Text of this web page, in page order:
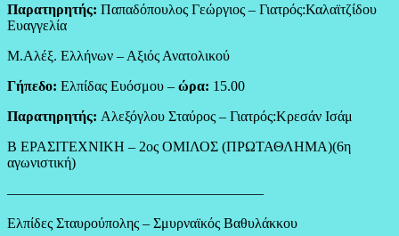
Παρατηρητής: Παπαδόπουλος Γεώργιος – Γιατρός:Καλαϊτζίδου
Ευαγγελία
Μ.Αλέξ. Ελλήνων – Αξιός Ανατολικού
Γήπεδο: Ελπίδας Ευόσμου – ώρα: 15.00
Παρατηρητής: Αλεξόγλου Σταύρος – Γιατρός:Κρεσάν Ισάμ
Β ΕΡΑΣΙΤΕΧΝΙΚΗ – 2ος ΟΜΙΛΟΣ (ΠΡΩΤΑΘΛΗΜΑ)(6η
αγωνιστική)
——————————————————
Ελπίδες Σταυρούπολης – Σμυρναϊκός Βαθυλάκκου